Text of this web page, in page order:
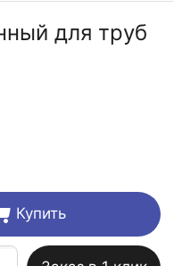
для труб
Купить